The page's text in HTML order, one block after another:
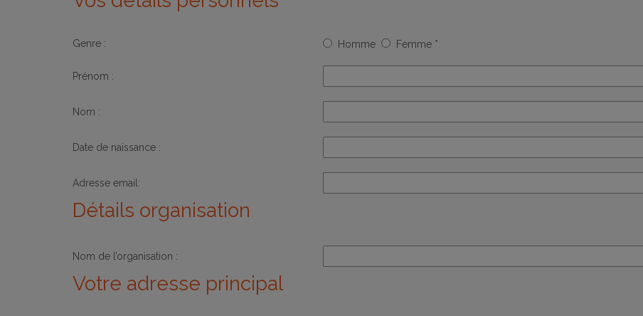
Genre : Homme Femme *
Prénom :
Nom :
Date de naissance :
Adresse email:
Détails organisation
Nom de l’organisation :
Votre adresse principal